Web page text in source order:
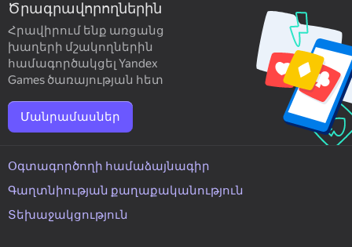
Ծրագրավորողներին
Հրավիրում ենք առցանց
խաղերի մշակողներին
համագործակցել Yandex
Games ծառայության հետ
Մանրամասներ
Օգտագործողի համաձայնագիր
Գաղտնիության քաղաքականություն
Տեխաջակցություն